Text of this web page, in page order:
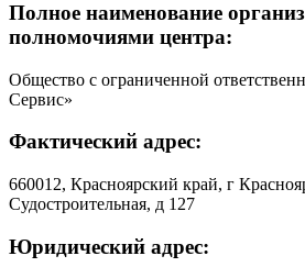
Полное наименование
полномочиями центра:
Общество с ограниченной
Сервис»
Фактический адрес:
660012, Красноярский край, г
Судостроительная, д 127
Юридический адрес: